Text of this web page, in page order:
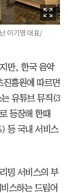
이기영 대표/
만, 한국 음악
진흥원에 따르면
유튜브 뮤직(3
등장해 한때
등 국내 서비스
밍 서비스의 부
스하는 드림어